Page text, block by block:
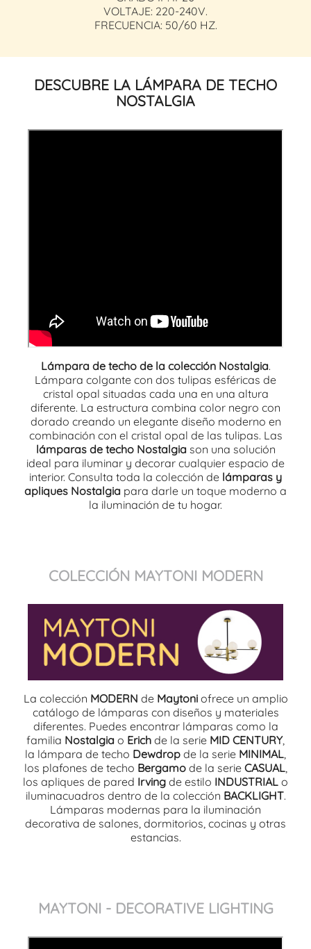
VOLTAJE: 220-240V.
FRECUENCIA: 50/60 HZ.
DESCUBRE LA LÁMPARA DE TECHO
NOSTALGIA
Lámpara de techo de la colección Nostalgia.
Lámpara colgante con dos tulipas esféricas de
cristal opal situadas cada una en una altura
diferente. La estructura combina color negro con
dorado creando un elegante diseño moderno en
combinación con el cristal opal de las tulipas. Las
lámparas de techo Nostalgiason una solución
ideal para iluminar y decorar cualquier espacio de
interior. Consulta toda la colección de lámparas y
apliques Nostalgia para darle un toque moderno a
la iluminación de tu hogar.
COLECCIÓN MAYTONI MODERN
La colección MODERN de Maytoniofrece un amplio
catálogo de lámparas con diseños y materiales
diferentes. Puedes encontrar lámparas como la
familia Nostalgia o Erich de la serie MID CENTURY,
la lámpara de techo Dewdrop de la serie MINIMAL,
los plafones de techo Bergamode la serie CASUAL,
los apliques de pared Irving de estilo INDUSTRIAL o
iluminacuadros dentro de la colección BACKLIGHT.
Lámparas modernas para la iluminación
decorativa de salones, dormitorios, cocinas y otras
estancias.
MAYTONI - DECORATIVE LIGHTING